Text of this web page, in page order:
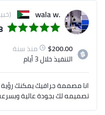
.wala w
$200.00
منذ سنة
التنفيذخلال 3 أيام
انا مصممة جرافيك يمكنك
تصميمه لك بجودة عالية